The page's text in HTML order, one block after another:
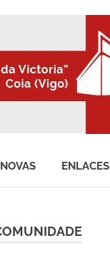
NOVAS ENLACES